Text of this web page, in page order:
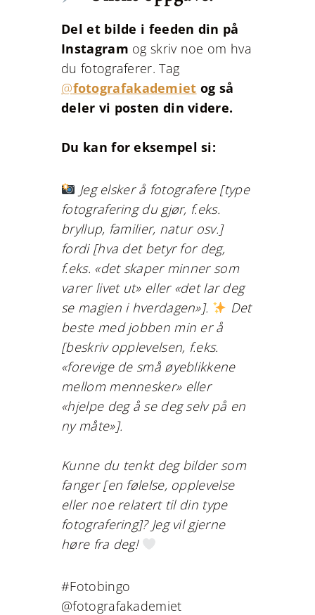
Del et bilde i feeden din på
Instagram og skriv noe om hva
du fotograferer. Tag
@fotografakademiet og så
deler vi posten din videre.
Du kan for eksempel si:
Jeg elsker å fotografere [type
fotografering du gjør, f.eks.
bryllup, familier, natur osv.]
fordi [hva det betyr for deg,
f.eks. «det skaper minner som
varer livet ut» eller «det lar deg
se magien i hverdagen»].
Det
beste med jobben min er å
[beskriv opplevelsen, f.eks.
«forevige de små øyeblikkene
mellom mennesker» eller
«hjelpe deg å se deg selv på en
ny måte»].
Kunne du tenkt deg bilder som
fanger [en følelse, opplevelse
eller noe relatert til din type
fotografering]? Jeg vil gjerne
høre fra deg!
#Fotobingo
@fotografakademiet